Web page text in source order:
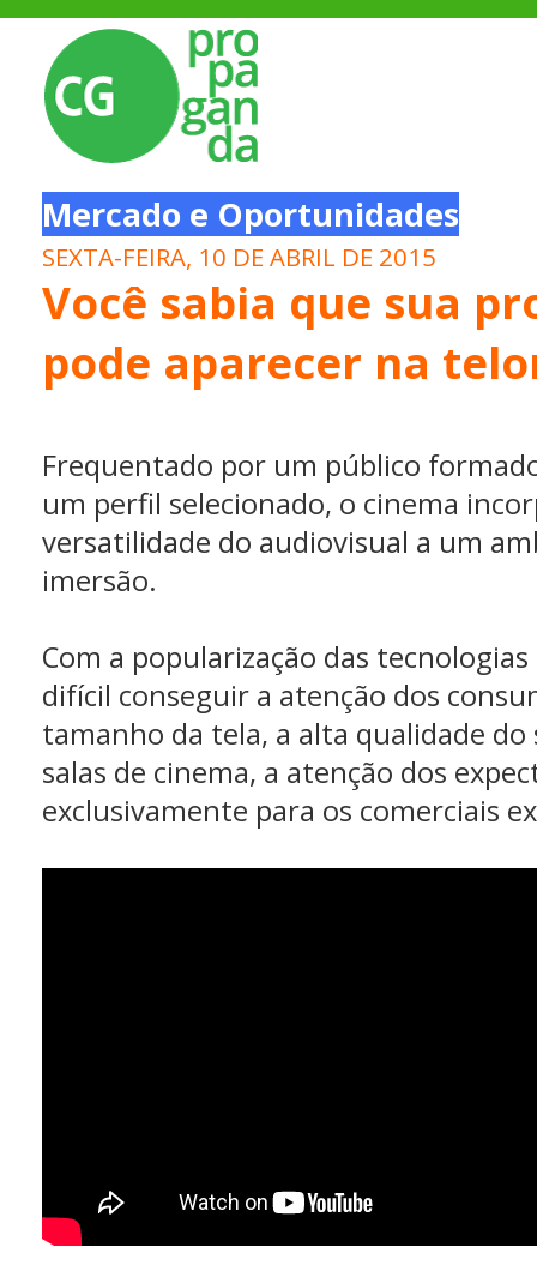
Mercado e Oportunidades
SEXTA-FEIRA, 10 DE ABRIL DE 2015
Você sabia que sua
pode aparecer na
Frequentado por um público
um perfil selecionado, o cinema
versatilidade do audiovisual a um
imersão.
Com a popularização das
difícil conseguir a atenção dos
tamanho da tela, a alta qualidade do
salas de cinema, a atenção dos
exclusivamente para os comerciais